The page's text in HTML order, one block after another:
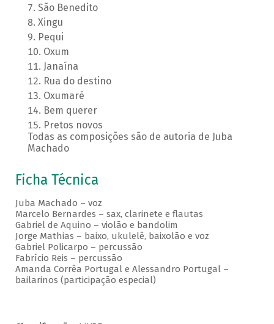
São Benedito
Xingu
Pequi
Oxum
Janaína
Rua do destino
Oxumaré
Bem querer
Pretos novos
Todas as composições são de autoria de Juba
Machado
Ficha Técnica
Juba Machado – voz
Marcelo Bernardes – sax, clarinete e flautas
Gabriel de Aquino – violão e bandolim
Jorge Mathias – baixo, ukulelê, baixolão e voz
Gabriel Policarpo – percussão
Fabrício Reis – percussão
Amanda Corrêa Portugal e Alessandro Portugal –
bailarinos (participação especial)